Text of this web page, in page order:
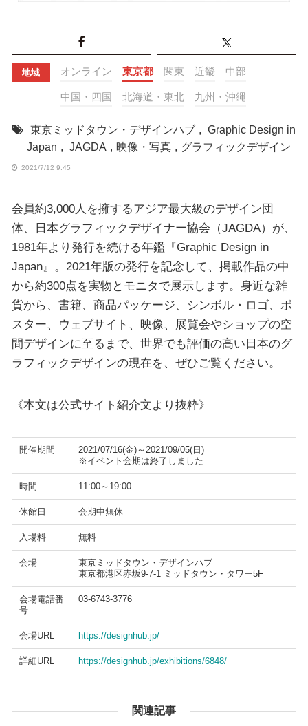
地域 オンライン 東京都 関東 近畿 中部
中国・四国 北海道・東北 九州・沖縄
東京ミッドタウン・デザインハブ , Graphic Design in
Japan , JAGDA , 映像・写真 , グラフィックデザイン
2021/7/12 9:45
会員約3,000人を擁するアジア最大級のデザイン団
体、日本グラフィックデザイナー協会（JAGDA）が、
1981年より発行を続ける年鑑『Graphic Design in
Japan』。2021年版の発行を記念して、掲載作品の中
から約300点を実物とモニタで展示します。身近な雑
貨から、書籍、商品パッケージ、シンボル・ロゴ、ポ
スター、ウェブサイト、映像、展覧会やショップの空
間デザインに至るまで、世界でも評価の高い日本のグ
ラフィックデザインの現在を、ぜひご覧ください。
《本文は公式サイト紹介文より抜粋》
開催期間
2021/07/16(金)～2021/09/05(日)
※イベント会期は終了しました
時間 11:00～19:00
休館日 会期中無休
入場料 無料
会場
東京ミッドタウン・デザインハブ
東京都港区赤坂9-7-1 ミッドタウン・タワー5F
会場電話番
号
03-6743-3776
会場URL https://designhub.jp/
詳細URL https://designhub.jp/exhibitions/6848/
関連記事